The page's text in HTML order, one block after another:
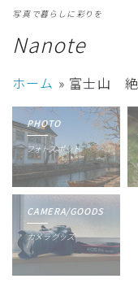
Nanote
写真で暮らしに彩りを
MENU
カテゴリ一覧
写真ギャラリー
プロフィール
ホーム » 富士山 絶
フォトスポット
PHOTO
カメラグッズ
CAMERA/GOODS